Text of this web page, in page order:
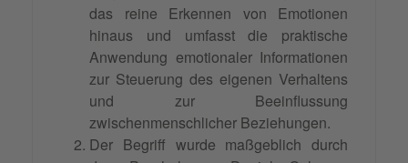
das reine Erkennen von Emotionen
hinaus und umfasst die praktische
Anwendung emotionaler Informationen
zur Steuerung des eigenen Verhaltens
und zur Beeinflussung
zwischenmenschlicher Beziehungen.
Der Begriff wurde maßgeblich durch